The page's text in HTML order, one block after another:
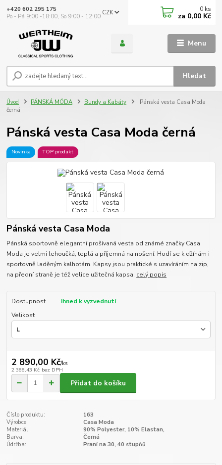
Menu
CZK
Hledat
+420 602 295 175
Po - Pá 9:00 -18:00, So 9:00 - 12:00
0 ks
za 0,00 Kč
Úvod PÁNSKÁ MÓDA Bundy a Kabáty
Pánská vesta Casa Moda
černá
Pánská vesta Casa Moda černá
Novinka TOP produkt
Pánská vesta Casa Moda
Pánská sportovně elegantní prošívaná vesta od známé značky Casa
Moda je velmi lehoučká, teplá a příjemná na nošení. Hodí se k džínám i
sportovně laděným kalhotám. Kapsy jsou praktické s uzavíráním na zip,
na přední straně je též velice užitečná kapsa. celý popis
Dostupnost
Ihned k vyzvednutí
Velikost
2 890,00 Kč/ks
2 388,43 Kč bez DPH
Přidat do košíku
Číslo produktu:
163
Výrobce:
Casa Moda
Materiál:
90% Polyester, 10% Elastan,
Barva:
Černá
Údržba:
Praní na 30, 40 stupňů